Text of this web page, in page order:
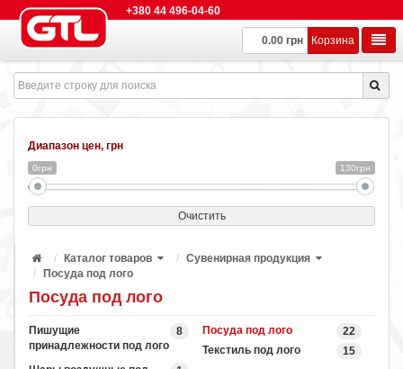
+380 44 496-04-60
0.00 грн Корзина
Диапазон цен, грн
0грн 130грн
Очистить
Каталог товаров
Сувенирная продукция
Посуда под лого
Посуда под лого
8
Пишущие
принадлежности под лого
22
Посуда под лого
15
Текстиль под лого